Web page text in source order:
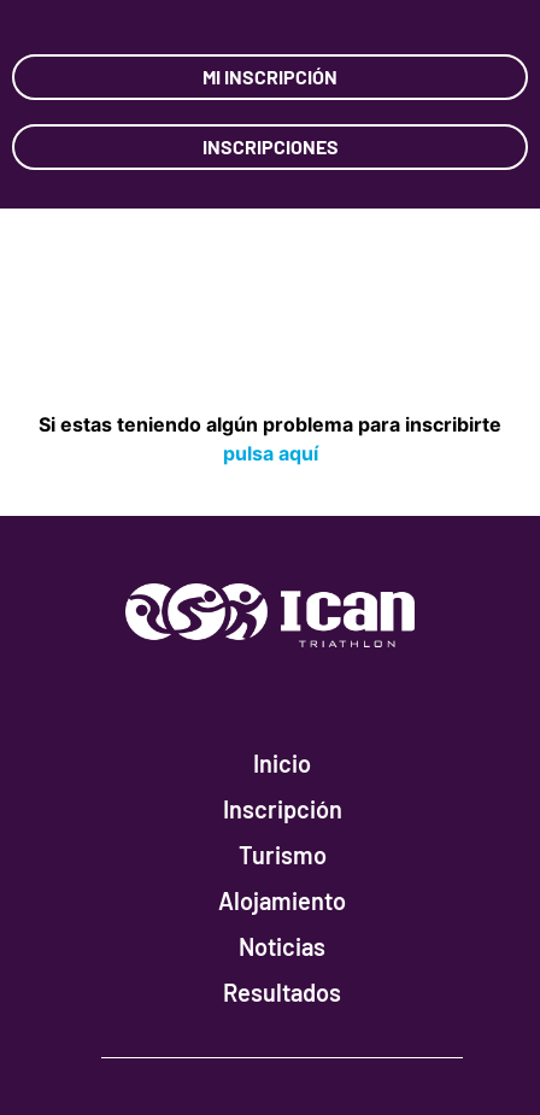
MI INSCRIPCIÓN
INSCRIPCIONES
Si estas teniendo algún problema para inscribirte
pulsa aquí
Inicio
Inscripción
Turismo
Alojamiento
Noticias
Resultados